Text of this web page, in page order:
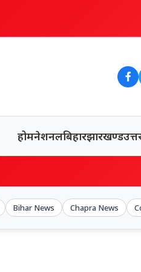
होमनेशनलबिहारझारखण्ड
Bihar:
Bihar News Chapra News